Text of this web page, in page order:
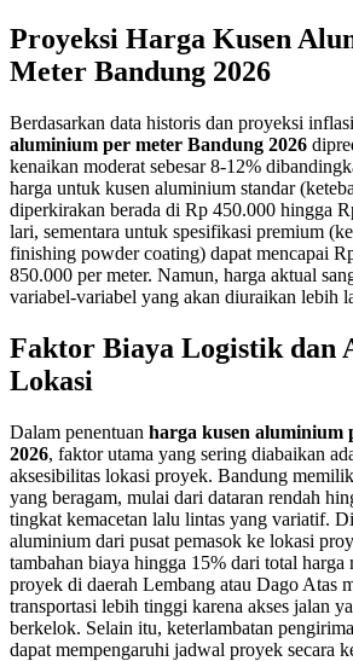
Proyeksi Harga Kusen
Meter Bandung 2026
Berdasarkan data historis dan proyeksi
aluminium per meter Bandung 2026
kenaikan moderat sebesar 8-12%
harga untuk kusen aluminium standar
diperkirakan berada di Rp 450.000 hingga
lari, sementara untuk spesifikasi premium
finishing powder coating) dapat mencapai
850.000 per meter. Namun, harga aktual
variabel-variabel yang akan diuraikan lebih
Faktor Biaya Logistik dan
Lokasi
Dalam penentuan harga kusen aluminium
2026, faktor utama yang sering diabaikan
aksesibilitas lokasi proyek. Bandung
yang beragam, mulai dari dataran rendah
tingkat kemacetan lalu lintas yang variatif.
aluminium dari pusat pemasok ke lokasi
tambahan biaya hingga 15% dari total harga
proyek di daerah Lembang atau Dago Atas
transportasi lebih tinggi karena akses jalan
berkelok. Selain itu, keterlambatan
dapat mempengaruhi jadwal proyek secara